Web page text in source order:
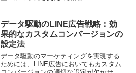
の落とし穴を公開
データ駆動のLINE広告戦略：効
果的なカスタムコンバージョンの
設定法
データ駆動のマーケティングを実現する
ためには、LINE広告においてもカスタム